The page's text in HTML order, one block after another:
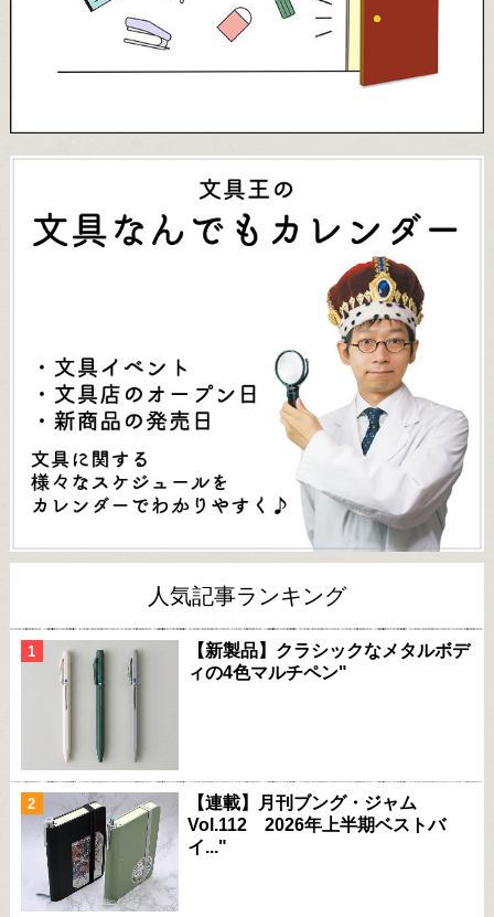
人気記事ランキング
【新製品】クラシックなメタルボデ
ィの4色マルチペン"
【連載】月刊ブング・ジャム
Vol.112 2026年上半期ベストバ
イ..."